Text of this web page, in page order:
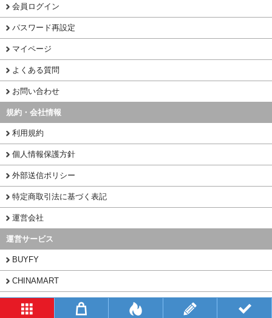
会員ログイン
パスワード再設定
マイページ
よくある質問
お問い合わせ
規約・会社情報
利用規約
個人情報保護方針
外部送信ポリシー
特定商取引法に基づく表記
運営会社
運営サービス
BUYFY
CHINAMART
1PORT